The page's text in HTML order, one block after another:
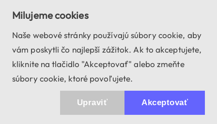
Milujeme cookies
Naše webové stránky používajú súbory cookie, aby
vám poskytli čo najlepší zážitok. Ak to akceptujete,
kliknite na tlačidlo "Akceptovať" alebo zmeňte
súbory cookie, ktoré povoľujete.
Akceptovať
Upraviť